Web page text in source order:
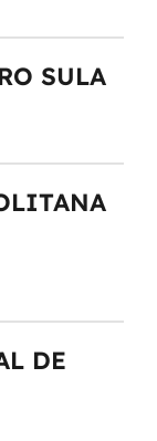
SULA
DE